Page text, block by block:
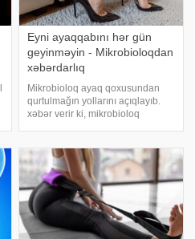
Eyni ayaqqabını hər gün
geyinməyin - Mikrobioloqdan
xəbərdarlıq
Mikrobioloq ayaq qoxusundan
qurtulmağın yollarını açıqlayıb.
xəbər verir ki, mikrobioloq
və ondan xilas olma üsullarını
açıqlayıb. Mütəxəssisin
tövsiyələri Independen